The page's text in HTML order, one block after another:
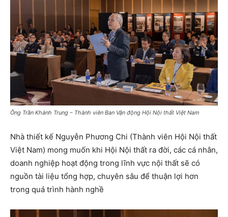
Ông Trần Khánh Trung – Thành viên Ban Vận động Hội Nội thất Việt Nam
Nhà thiết kế Nguyễn Phương Chi (Thành viên Hội Nội thất
Việt Nam) mong muốn khi Hội Nội thất ra đời, các cá nhân,
doanh nghiệp hoạt động trong lĩnh vực nội thất sẽ có
nguồn tài liệu tổng hợp, chuyên sâu để thuận lợi hơn
trong quá trình hành nghề